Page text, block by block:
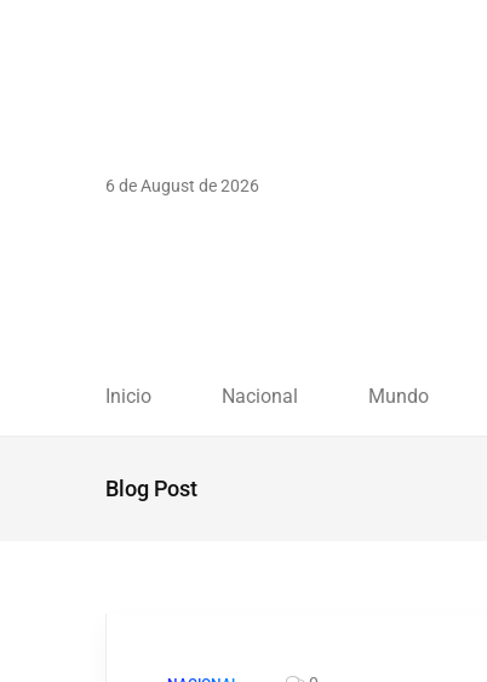
6 de August de 2026
Inicio Nacional Mundo
Blog Post